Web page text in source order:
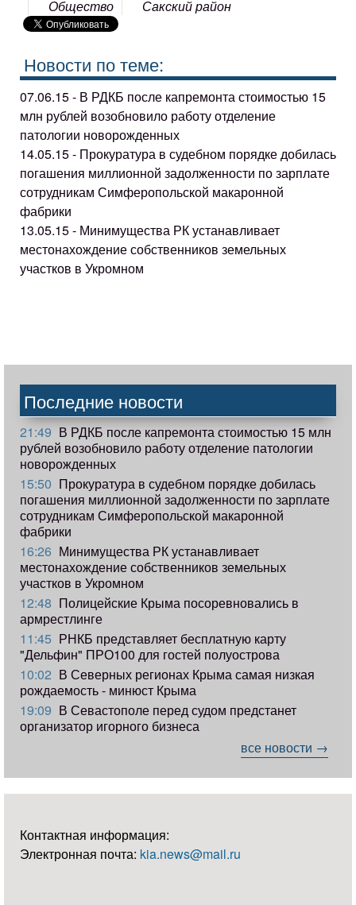
Общество Сакский район
Новости по теме:
07.06.15 - В РДКБ после капремонта стоимостью 15
млн рублей возобновило работу отделение
патологии новорожденных
14.05.15 - Прокуратура в судебном порядке добилась
погашения миллионной задолженности по зарплате
сотрудникам Симферопольской макаронной
фабрики
13.05.15 - Минимущества РК устанавливает
местонахождение собственников земельных
участков в Укромном
Последние новости
21:49 В РДКБ после капремонта стоимостью 15 млн
рублей возобновило работу отделение патологии
новорожденных
15:50 Прокуратура в судебном порядке добилась
погашения миллионной задолженности по зарплате
сотрудникам Симферопольской макаронной
фабрики
16:26 Минимущества РК устанавливает
местонахождение собственников земельных
участков в Укромном
12:48 Полицейские Крыма посоревновались в
армрестлинге
11:45 РНКБ представляет бесплатную карту
"Дельфин" ПРО100 для гостей полуострова
10:02 В Северных регионах Крыма самая низкая
рождаемость - минюст Крыма
19:09 В Севастополе перед судом предстанет
организатор игорного бизнеса
все новости →
Контактная информация:
Электронная почта: kia.news@mail.ru